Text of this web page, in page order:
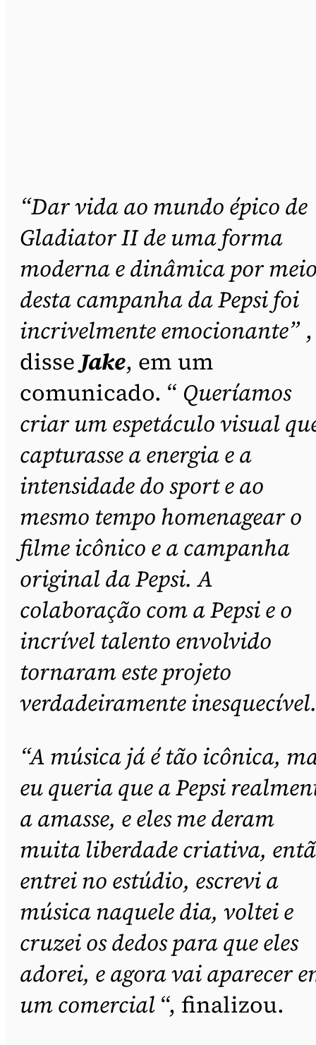
“Dar vida ao mundo épico de
Gladiator II de uma forma
moderna e dinâmica por
desta campanha da Pepsi foi
incrivelmente emocionante” ,
disseJake, em um
comunicado. “ Queríamos
criar um espetáculo visual
capturasse a energia e a
intensidade do sport e ao
mesmo tempo homenagear o
filme icônico e a campanha
original da Pepsi. A
colaboração com a Pepsi e o
incrível talento envolvido
tornaram este projeto
verdadeiramente
“A música já é tão icônica,
eu queria que a Pepsi
a amasse, e eles me deram
muita liberdade criativa,
entrei no estúdio, escrevi a
música naquele dia, voltei e
cruzei os dedos para que eles
adorei, e agora vai aparecer
um comercial “, finalizou.